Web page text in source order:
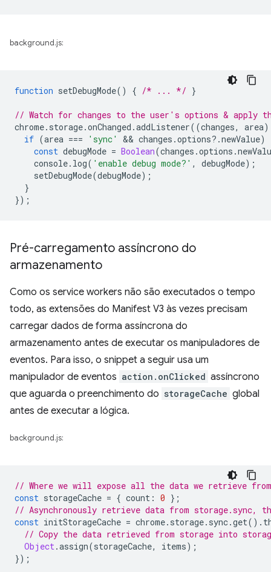
background.js:
function setDebugMode() { /* ... */ }
// Watch for changes to the user's options & apply
chrome. storage.onChanged .addListener((changes, area)
if (area === 'sync' && changes .options? .newValue)
const debugMode = Boolean(changes .options .
console. log( 'enable debug mode?' , debugMode);
setDebugMode(debugMode);
}
});
Pré-carregamento assíncrono do
armazenamento
Como os service workers não são executados o tempo
todo, as extensões do Manifest V3 às vezes precisam
carregar dados de forma assíncrona do
armazenamento antes de executar os manipuladores de
eventos. Para isso, o snippet a seguir usa um
manipulador de eventos action.onClicked assíncrono
que aguarda o preenchimento do storageCache global
antes de executar a lógica.
background.js:
// Where we will expose all the data we retrieve
const storageCache = { count : 0 };
// Asynchronously retrieve data from storage.sync,
const initStorageCache = chrome. storage. sync.get().
// Copy the data retrieved from storage into
Object.assign(storageCache, items);
});